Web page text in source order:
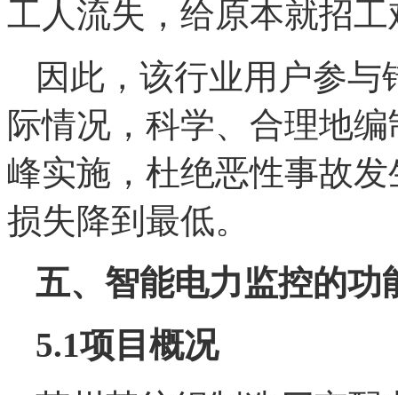
工人流失，给原本就招
因此，该行业用户参
际情况，科学、合理地
峰实施，杜绝恶性事故
损失降到最低。
五、智能电力监控的功
5.1项目概况